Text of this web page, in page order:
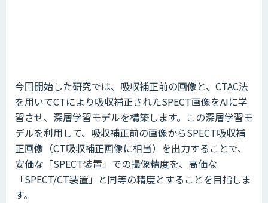
今回開始した研究では、吸収補正前の画像と、CTAC法
を用いてCTにより吸収補正されたSPECT画像をAIに学
習させ、深層学習モデルを構築します。この深層学習モ
デルを利用して、吸収補正前の画像からSPECT吸収補
正画像（CT吸収補正画像に相当）を出力することで、
安価な「SPECT装置」での撮像精度を、高価な
「SPECT/CT装置」と同等の精度とすることを目指しま
す。